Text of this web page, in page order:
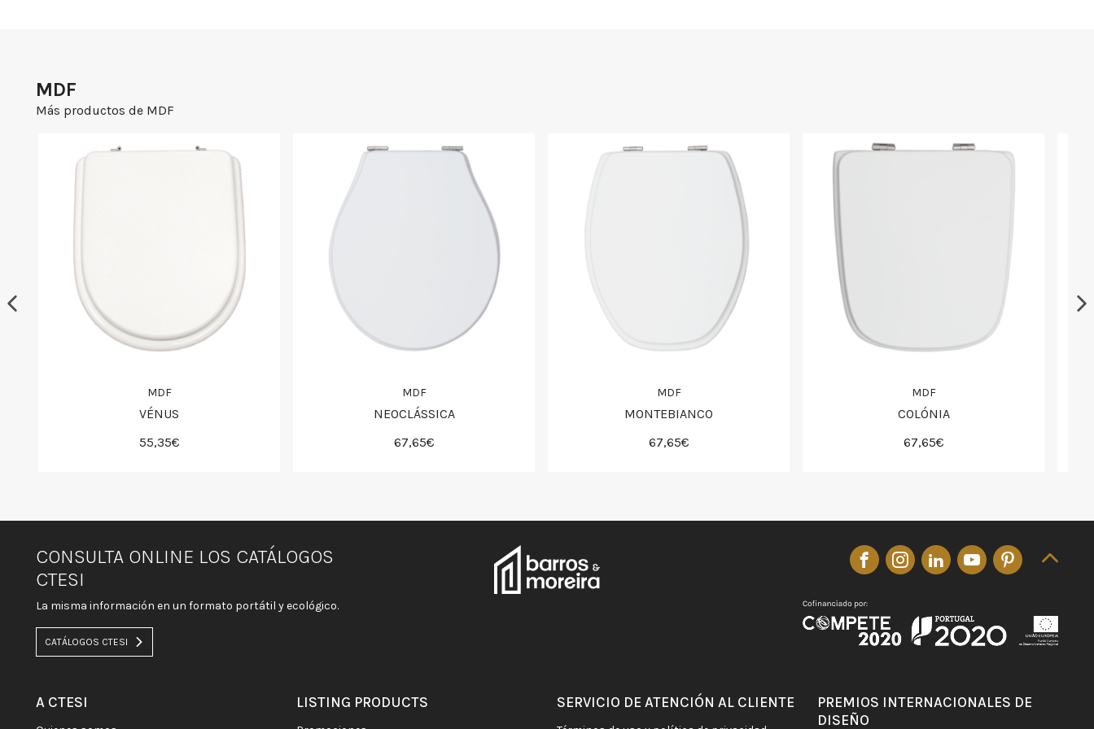
MDF
Más productos de MDF
MDF
VÉNUS
55,35€
MDF
NEOCLÁSSICA
67,65€
MDF
MONTEBIANCO
67,65€
MDF
COLÓNIA
67,65€
CONSULTA ONLINE LOS CATÁLOGOS
CTESI
La misma información en un formato portátil y ecológico.
CATÁLOGOS CTESI
A CTESI LISTING PRODUCTS SERVICIO DE ATENCIÓN AL CLIENTE
PREMIOS INTERNACIONALES DE
DISEÑO